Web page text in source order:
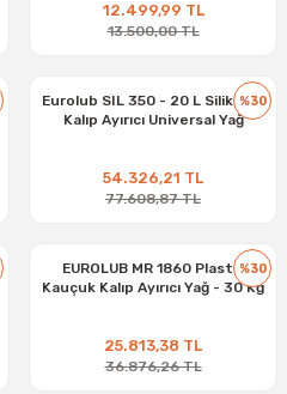
12.499,99 TL
13.500,00 TL
%30
Eurolub SIL 350 - 20 L Silikonlu
Kalıp Ayırıcı Universal Yağ
54.326,21 TL
77.608,87 TL
%30
EUROLUB MR 1860 Plastik
Kauçuk Kalıp Ayırıcı Yağ - 30 Kg
25.813,38 TL
36.876,26 TL